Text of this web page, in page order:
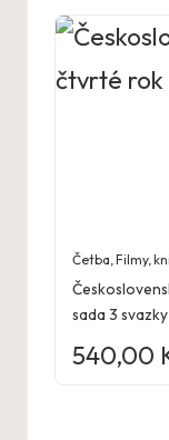
Četba,Filmy,
sada 3 svazky
540,00